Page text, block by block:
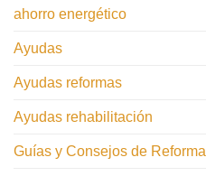
ahorro energético
Ayudas
Ayudas reformas
Ayudas rehabilitación
Guías y Consejos de Reforma